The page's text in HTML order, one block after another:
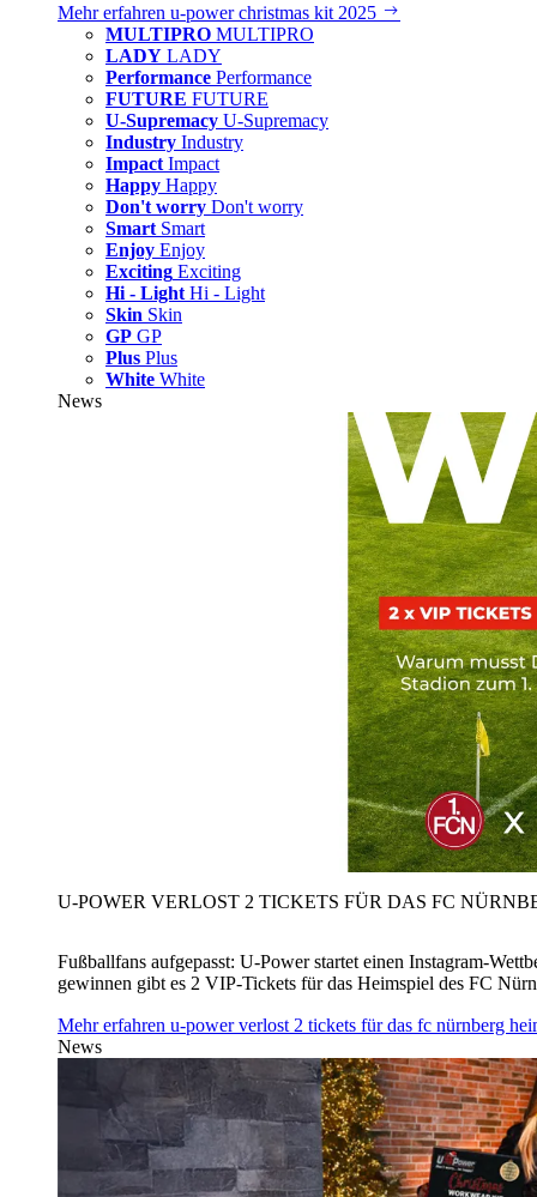
Mehr erfahren u‑power christmas kit 2025
MULTIPRO MULTIPRO
LADY LADY
Performance Performance
FUTURE FUTURE
U-Supremacy U-Supremacy
Industry Industry
Impact Impact
Happy Happy
Don't worry Don't worry
Smart Smart
Enjoy Enjoy
Exciting Exciting
Hi - Light Hi - Light
Skin Skin
GP GP
Plus Plus
White White
News
U‑POWER VERLOST 2 TICKETS FÜR DAS FC
Fußballfans aufgepasst: U‑Power startet einen Instagram-
gewinnen gibt es 2 VIP-Tickets für das Heimspiel des FC
Mehr erfahren u‑power verlost 2 tickets für das fc nürnberg
News